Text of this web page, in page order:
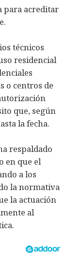
para acreditar
técnicos
residencial
o centros de
que, según
la fecha.
respaldado
en que el
a los
la normativa
la actuación
al